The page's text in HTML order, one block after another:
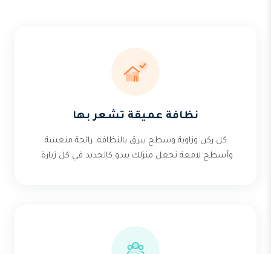
نظافة عميقة تشعر بها
كل ركن وزاوية وسطح يبرق بالنظافة. رائحة منعشة
وأسطح لامعة تجعل منزلك يبدو كالجديد في كل زيارة.